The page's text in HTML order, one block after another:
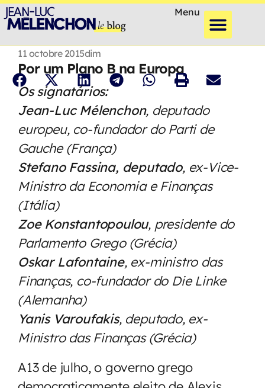
Menu
11 octobre 2015dim
Por um Plano B na Europa
Os signatários:
Jean-Luc Mélenchon, deputado
europeu, co-fundador do Parti de
Gauche (França)
Stefano Fassina, deputado, ex-Vice-
Ministro da Economia e Finanças
(Itália)
Zoe Konstantopoulou, presidente do
Parlamento Grego (Grécia)
Oskar Lafontaine, ex-ministro das
Finanças, co-fundador do Die Linke
(Alemanha)
Yanis Varoufakis, deputado, ex-
Ministro das Finanças (Grécia)
A13 de julho, o governo grego